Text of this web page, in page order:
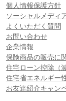
個人情報保護方針
ソーシャルメディ
よくいただく質問
お問い合わせ
企業情報
保険商品の販売に
住宅ローン控除（
住宅省エネルギー
お友達紹介キャン